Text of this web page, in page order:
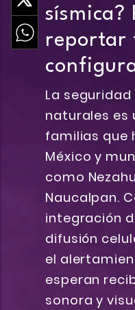
sísmica?
reportar
La
naturales es
familias que
México y
como
Naucalpan.
integración
difusión
el
esperan
sonora y